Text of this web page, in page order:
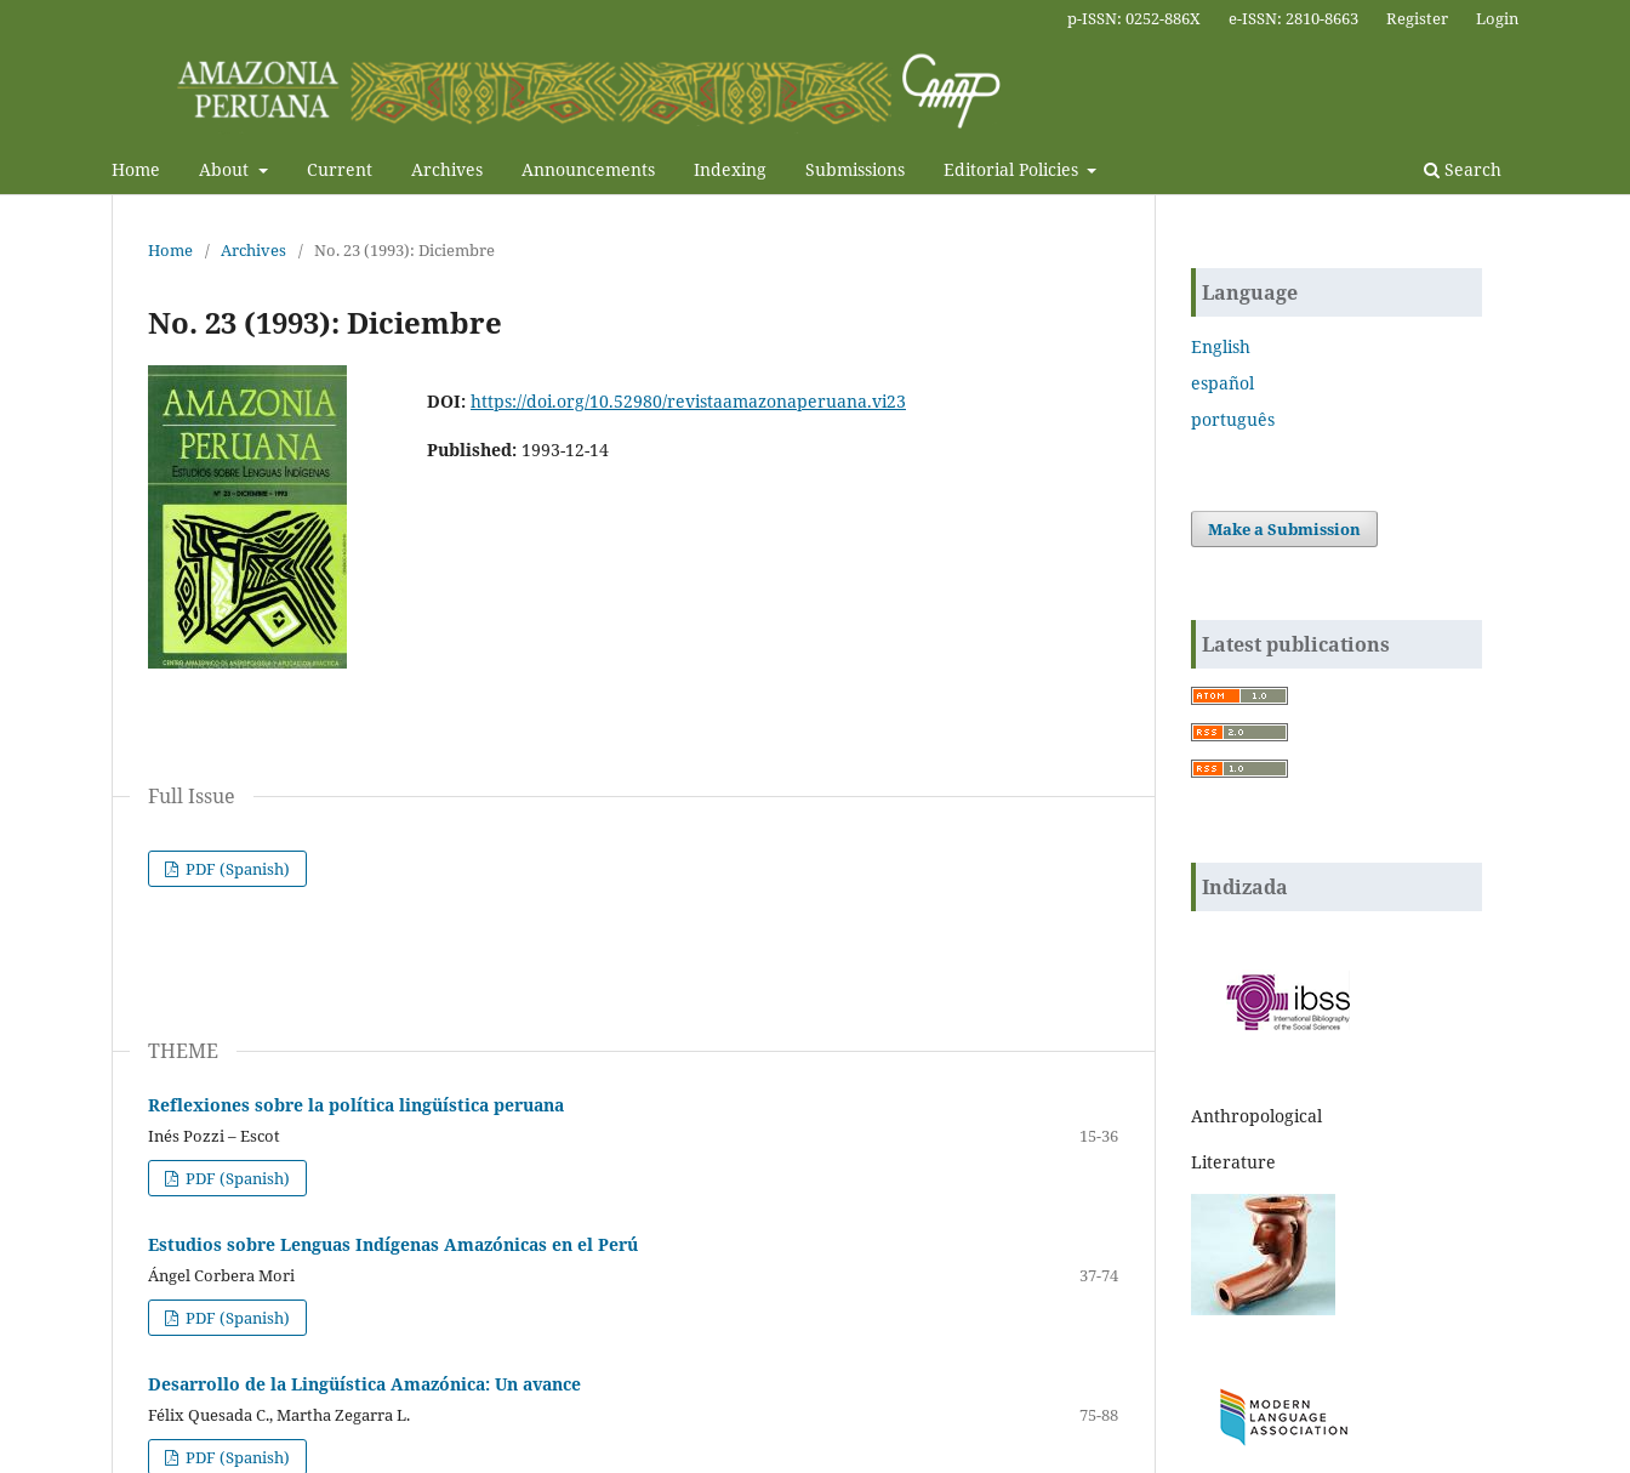
Home About Current Archives Announcements Indexing Submissions Editorial Policies Search
p-ISSN: 0252-886X e-ISSN: 2810-8663 Register Login
Home / Archives / No. 23 (1993): Diciembre
No. 23 (1993): Diciembre
DOI: https://doi.org/10.52980/revistaamazonaperuana.vi23
Published: 1993-12-14
Full Issue
PDF (Spanish)
THEME
Reflexiones sobre la política lingüística peruana
Inés Pozzi – Escot
15-36
PDF (Spanish)
Estudios sobre Lenguas Indígenas Amazónicas en el Perú
Ángel Corbera Mori
37-74
PDF (Spanish)
Desarrollo de la Lingüística Amazónica: Un avance
Félix Quesada C., Martha Zegarra L.
75-88
PDF (Spanish)
Language
English
español
português
Make a Submission
Latest publications
Indizada
Anthropological
Literature